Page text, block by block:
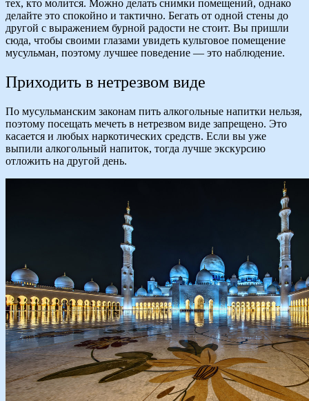
тех, кто молится. Можно делать снимки помещений, однако
делайте это спокойно и тактично. Бегать от одной стены до
другой с выражением бурной радости не стоит. Вы пришли
сюда, чтобы своими глазами увидеть культовое помещение
мусульман, поэтому лучшее поведение — это наблюдение.
Приходить в нетрезвом виде
По мусульманским законам пить алкогольные напитки нельзя,
поэтому посещать мечеть в нетрезвом виде запрещено. Это
касается и любых наркотических средств. Если вы уже
выпили алкогольный напиток, тогда лучше экскурсию
отложить на другой день.